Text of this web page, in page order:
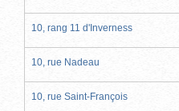
10, rang 11 d'Inverness
10, rue Nadeau
10, rue Saint-François